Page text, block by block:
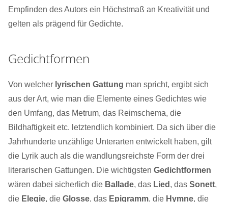
Empfinden des Autors ein Höchstmaß an Kreativität und
gelten als prägend für Gedichte.
Gedichtformen
Von welcher lyrischen Gattung man spricht, ergibt sich
aus der Art, wie man die Elemente eines Gedichtes wie
den Umfang, das Metrum, das Reimschema, die
Bildhaftigkeit etc. letztendlich kombiniert. Da sich über die
Jahrhunderte unzählige Unterarten entwickelt haben, gilt
die Lyrik auch als die wandlungsreichste Form der drei
literarischen Gattungen. Die wichtigsten Gedichtformen
wären dabei sicherlich die Ballade, das Lied , das Sonett,
die Elegie, die Glosse, das Epigramm, die Hymne, die